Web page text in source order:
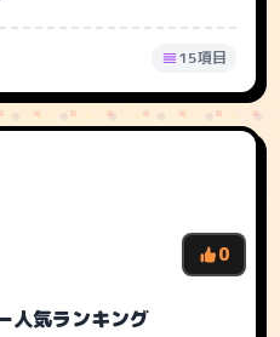
15項目
0
人気ランキング